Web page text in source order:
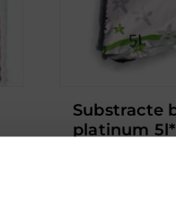
substracte bonsai *
platinum 5l*